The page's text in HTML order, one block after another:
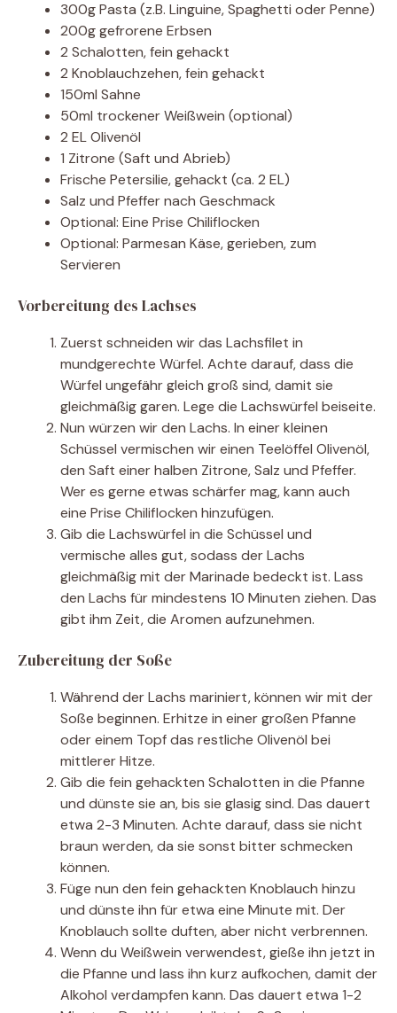
300g Pasta (z.B. Linguine, Spaghetti oder Penne)
200g gefrorene Erbsen
2 Schalotten, fein gehackt
2 Knoblauchzehen, fein gehackt
150ml Sahne
50ml trockener Weißwein (optional)
2 EL Olivenöl
1 Zitrone (Saft und Abrieb)
Frische Petersilie, gehackt (ca. 2 EL)
Salz und Pfeffer nach Geschmack
Optional: Eine Prise Chiliflocken
Optional: Parmesan Käse, gerieben, zum
Servieren
Vorbereitung des Lachses
Zuerst schneiden wir das Lachsfilet in
mundgerechte Würfel. Achte darauf, dass die
Würfel ungefähr gleich groß sind, damit sie
gleichmäßig garen. Lege die Lachswürfel beiseite.
Nun würzen wir den Lachs. In einer kleinen
Schüssel vermischen wir einen Teelöffel Olivenöl,
den Saft einer halben Zitrone, Salz und Pfeffer.
Wer es gerne etwas schärfer mag, kann auch
eine Prise Chiliflocken hinzufügen.
Gib die Lachswürfel in die Schüssel und
vermische alles gut, sodass der Lachs
gleichmäßig mit der Marinade bedeckt ist. Lass
den Lachs für mindestens 10 Minuten ziehen. Das
gibt ihm Zeit, die Aromen aufzunehmen.
Zubereitung der Soße
Während der Lachs mariniert, können wir mit der
Soße beginnen. Erhitze in einer großen Pfanne
oder einem Topf das restliche Olivenöl bei
mittlerer Hitze.
Gib die fein gehackten Schalotten in die Pfanne
und dünste sie an, bis sie glasig sind. Das dauert
etwa 2-3 Minuten. Achte darauf, dass sie nicht
braun werden, da sie sonst bitter schmecken
können.
Füge nun den fein gehackten Knoblauch hinzu
und dünste ihn für etwa eine Minute mit. Der
Knoblauch sollte duften, aber nicht verbrennen.
Wenn du Weißwein verwendest, gieße ihn jetzt in
die Pfanne und lass ihn kurz aufkochen, damit der
Alkohol verdampfen kann. Das dauert etwa 1-2